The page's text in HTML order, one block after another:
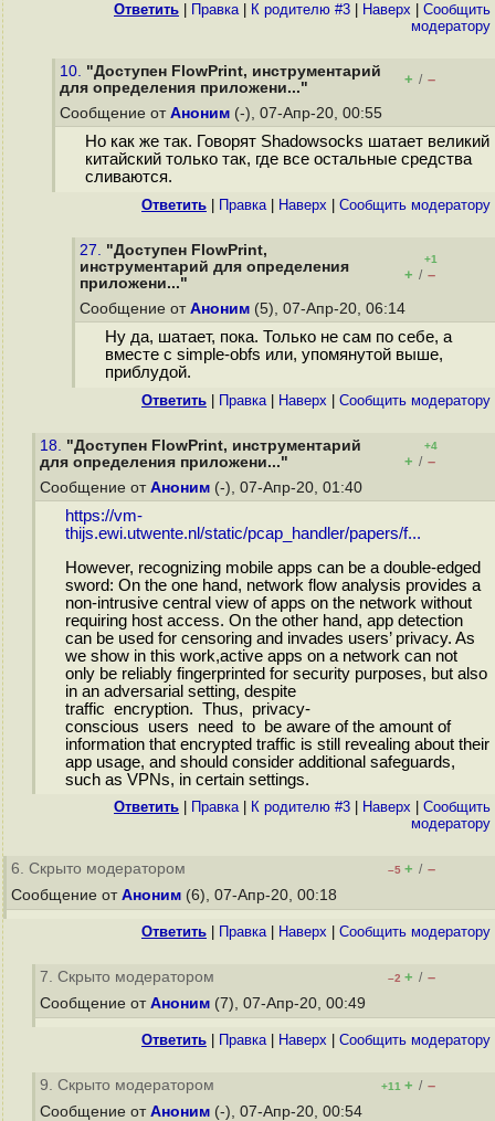
Ответить Правка| К родителю #3 Наверх
Cообщить
модератору
10. "Доступен FlowPrint, инструментарий
для определения приложени..."
+ / –
Сообщение от Аноним (-), 07-Апр-20, 00:55
Но как же так. Говорят Shadowsocks шатает великий
китайский только так, где все остальные средства
сливаются.
Ответить Правка| Наверх Cообщить модератору
27. "Доступен FlowPrint,
инструментарий для определения
приложени..."
+1
+ / –
Сообщение от Аноним (5), 07-Апр-20, 06:14
Ну да, шатает, пока. Только не сам по себе, а
вместе с simple-obfs или, упомянутой выше,
приблудой.
Ответить Правка| Наверх Cообщить модератору
18. "Доступен FlowPrint, инструментарий
для определения приложени..."
+4
+ / –
Сообщение от Аноним (-), 07-Апр-20, 01:40
https://vm-
thijs.ewi.utwente.nl/static/pcap_handler/papers/f...
However, recognizing mobile apps can be a double-edged
sword: On the one hand, network flow analysis provides a
non-intrusive central view of apps on the network without
requiring host access. On the other hand, app detection
can be used for censoring and invades users’ privacy. As
we show in this work,active apps on a network can not
only be reliably fingerprinted for security purposes, but also
in an adversarial setting, despite
traffic encryption. Thus, privacy-
conscious users need to be aware of the amount of
information that encrypted traffic is still revealing about their
app usage, and should consider additional safeguards,
such as VPNs, in certain settings.
Ответить Правка| К родителю #3 Наверх
Cообщить
модератору
6. Скрыто модератором –5 + / –
Сообщение от Аноним (6), 07-Апр-20, 00:18
Ответить Правка| Наверх Cообщить модератору
7. Скрыто модератором –2 + / –
Сообщение от Аноним (7), 07-Апр-20, 00:49
Ответить Правка| Наверх Cообщить модератору
9. Скрыто модератором +11 + / –
Сообщение от Аноним (-), 07-Апр-20, 00:54